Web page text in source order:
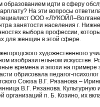
идти в сферу
На эти вопросы
ООО
занятости населения г.
выбора профессии,
для женщин в этой сфере.
художественного
изобразительном искусстве.
времена и эпохи на
обрисовала педагог-
Союза В.Г. Рязанова –
В.Г. Рязанова. Культурную
п. Б. Козино, их